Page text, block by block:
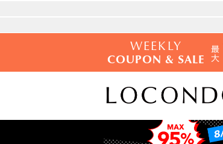
WEEKLY
COUPON & SALE